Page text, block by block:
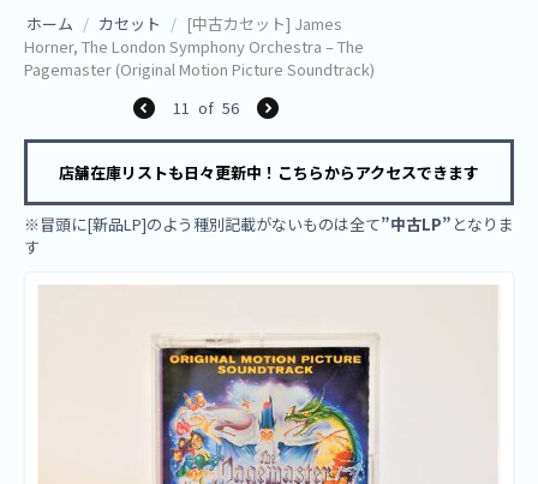
ホーム / カセット / [中古カセット] James
Horner, The London Symphony Orchestra – The
Pagemaster (Original Motion Picture Soundtrack)
11 of 56
店舗在庫リストも日々更新中！こちらからアクセスできます
※冒頭に[新品LP]のよう種別記載がないものは全て”中古LP” となりま
す